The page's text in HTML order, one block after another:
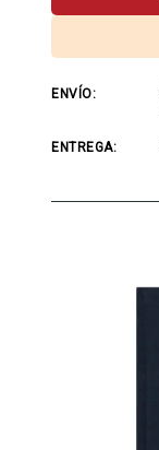
ENVÍO:
ENTREGA: